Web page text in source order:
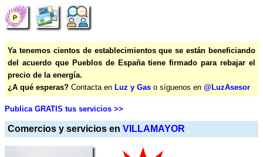
Ya tenemos cientos de establecimientos que se están beneficiando
del acuerdo que Pueblos de España tiene firmado para rebajar el
precio de la energía.
¿A qué esperas? Contacta en Luz y Gas o síguenos en @LuzAsesor
Publica GRATIS tus servicios >>
Comercios y servicios en VILLAMAYOR